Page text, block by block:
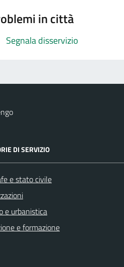
in città
Segnala disservizio
DI SERVIZIO
e stato civile
e urbanistica
e formazione